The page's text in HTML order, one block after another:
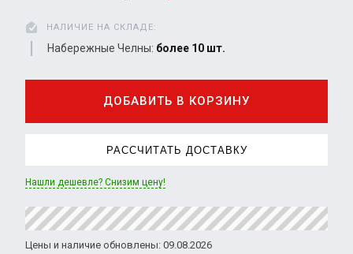
НАЛИЧИЕ НА СКЛАДЕ:
Набережные Челны: более 10 шт.
ДОБАВИТЬ В КОРЗИНУ
РАССЧИТАТЬ ДОСТАВКУ
Нашли дешевле? Снизим цену!
Цены и наличие обновлены: 09.08.2026